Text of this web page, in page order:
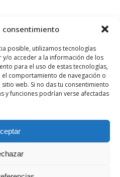
consentimiento
posible, utilizamos tecnologías
o acceder a la información de los
para el uso de estas tecnologías,
comportamiento de navegación o
web. Si no das tu consentimiento
y funciones podrían verse afectadas
y manténgase al día